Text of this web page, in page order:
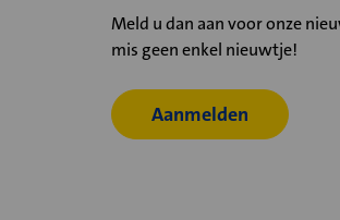
Meld u dan aan voor onze
mis geen enkel nieuwtje!
Aanmelden